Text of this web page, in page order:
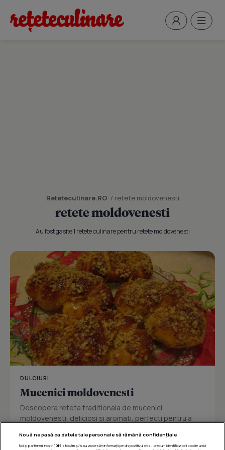
Reteteculinare.RO / retete moldovenesti
retete moldovenesti
Au fost gasite 1 retete culinare pentru retete moldovenesti
DULCIURI
Mucenici moldovenesti
Descopera reteta traditionala de mucenici
moldovenesti, deliciosi si aromati, perfecti pentru a
Nouă ne pasă ca datele tale personale să rămână confidențiale
Noi și partenerii noștri 1019stocăm și/sau accesăm informații pe dispozitivul dvs., precum identificatorii cookie unici